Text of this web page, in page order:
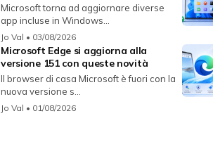
Microsoft torna ad aggiornare diverse
app incluse in Windows...
Jo Val • 03/08/2026
Microsoft Edge si aggiorna alla
versione 151 con queste novità
Il browser di casa Microsoft è fuori con la
nuova versione s...
Jo Val • 01/08/2026